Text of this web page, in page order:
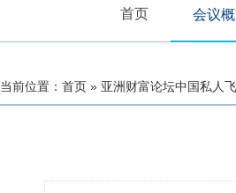
首页 会议
当前位置：首页 » 亚洲财富论坛中国私人